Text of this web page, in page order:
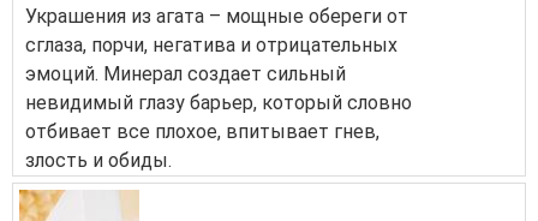
Украшения из агата – мощные обереги от
сглаза, порчи, негатива и отрицательных
эмоций. Минерал создает сильный
невидимый глазу барьер, который словно
отбивает все плохое, впитывает гнев,
злость и обиды.